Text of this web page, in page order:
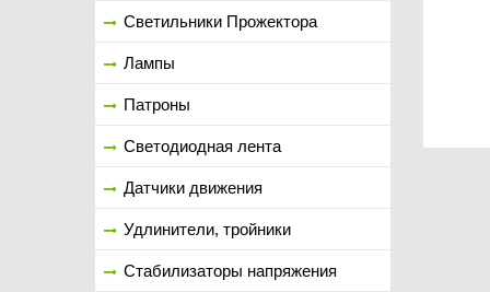
Светильники Прожектора
Лампы
Патроны
Светодиодная лента
Датчики движения
Удлинители, тройники
Стабилизаторы напряжения